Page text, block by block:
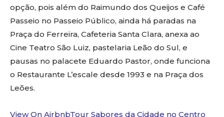
opção, pois além do Raimundo dos Queijos e Café
Passeio no Passeio Público, ainda há paradas na
Praça do Ferreira, Cafeteria Santa Clara, anexa ao
Cine Teatro São Luiz, pastelaria Leão do Sul, e
pausas no palacete Eduardo Pastor, onde funciona
o Restaurante L’escale desde 1993 e na Praça dos
Leões.
View On AirbnbTour Sabores da Cidade no Centro